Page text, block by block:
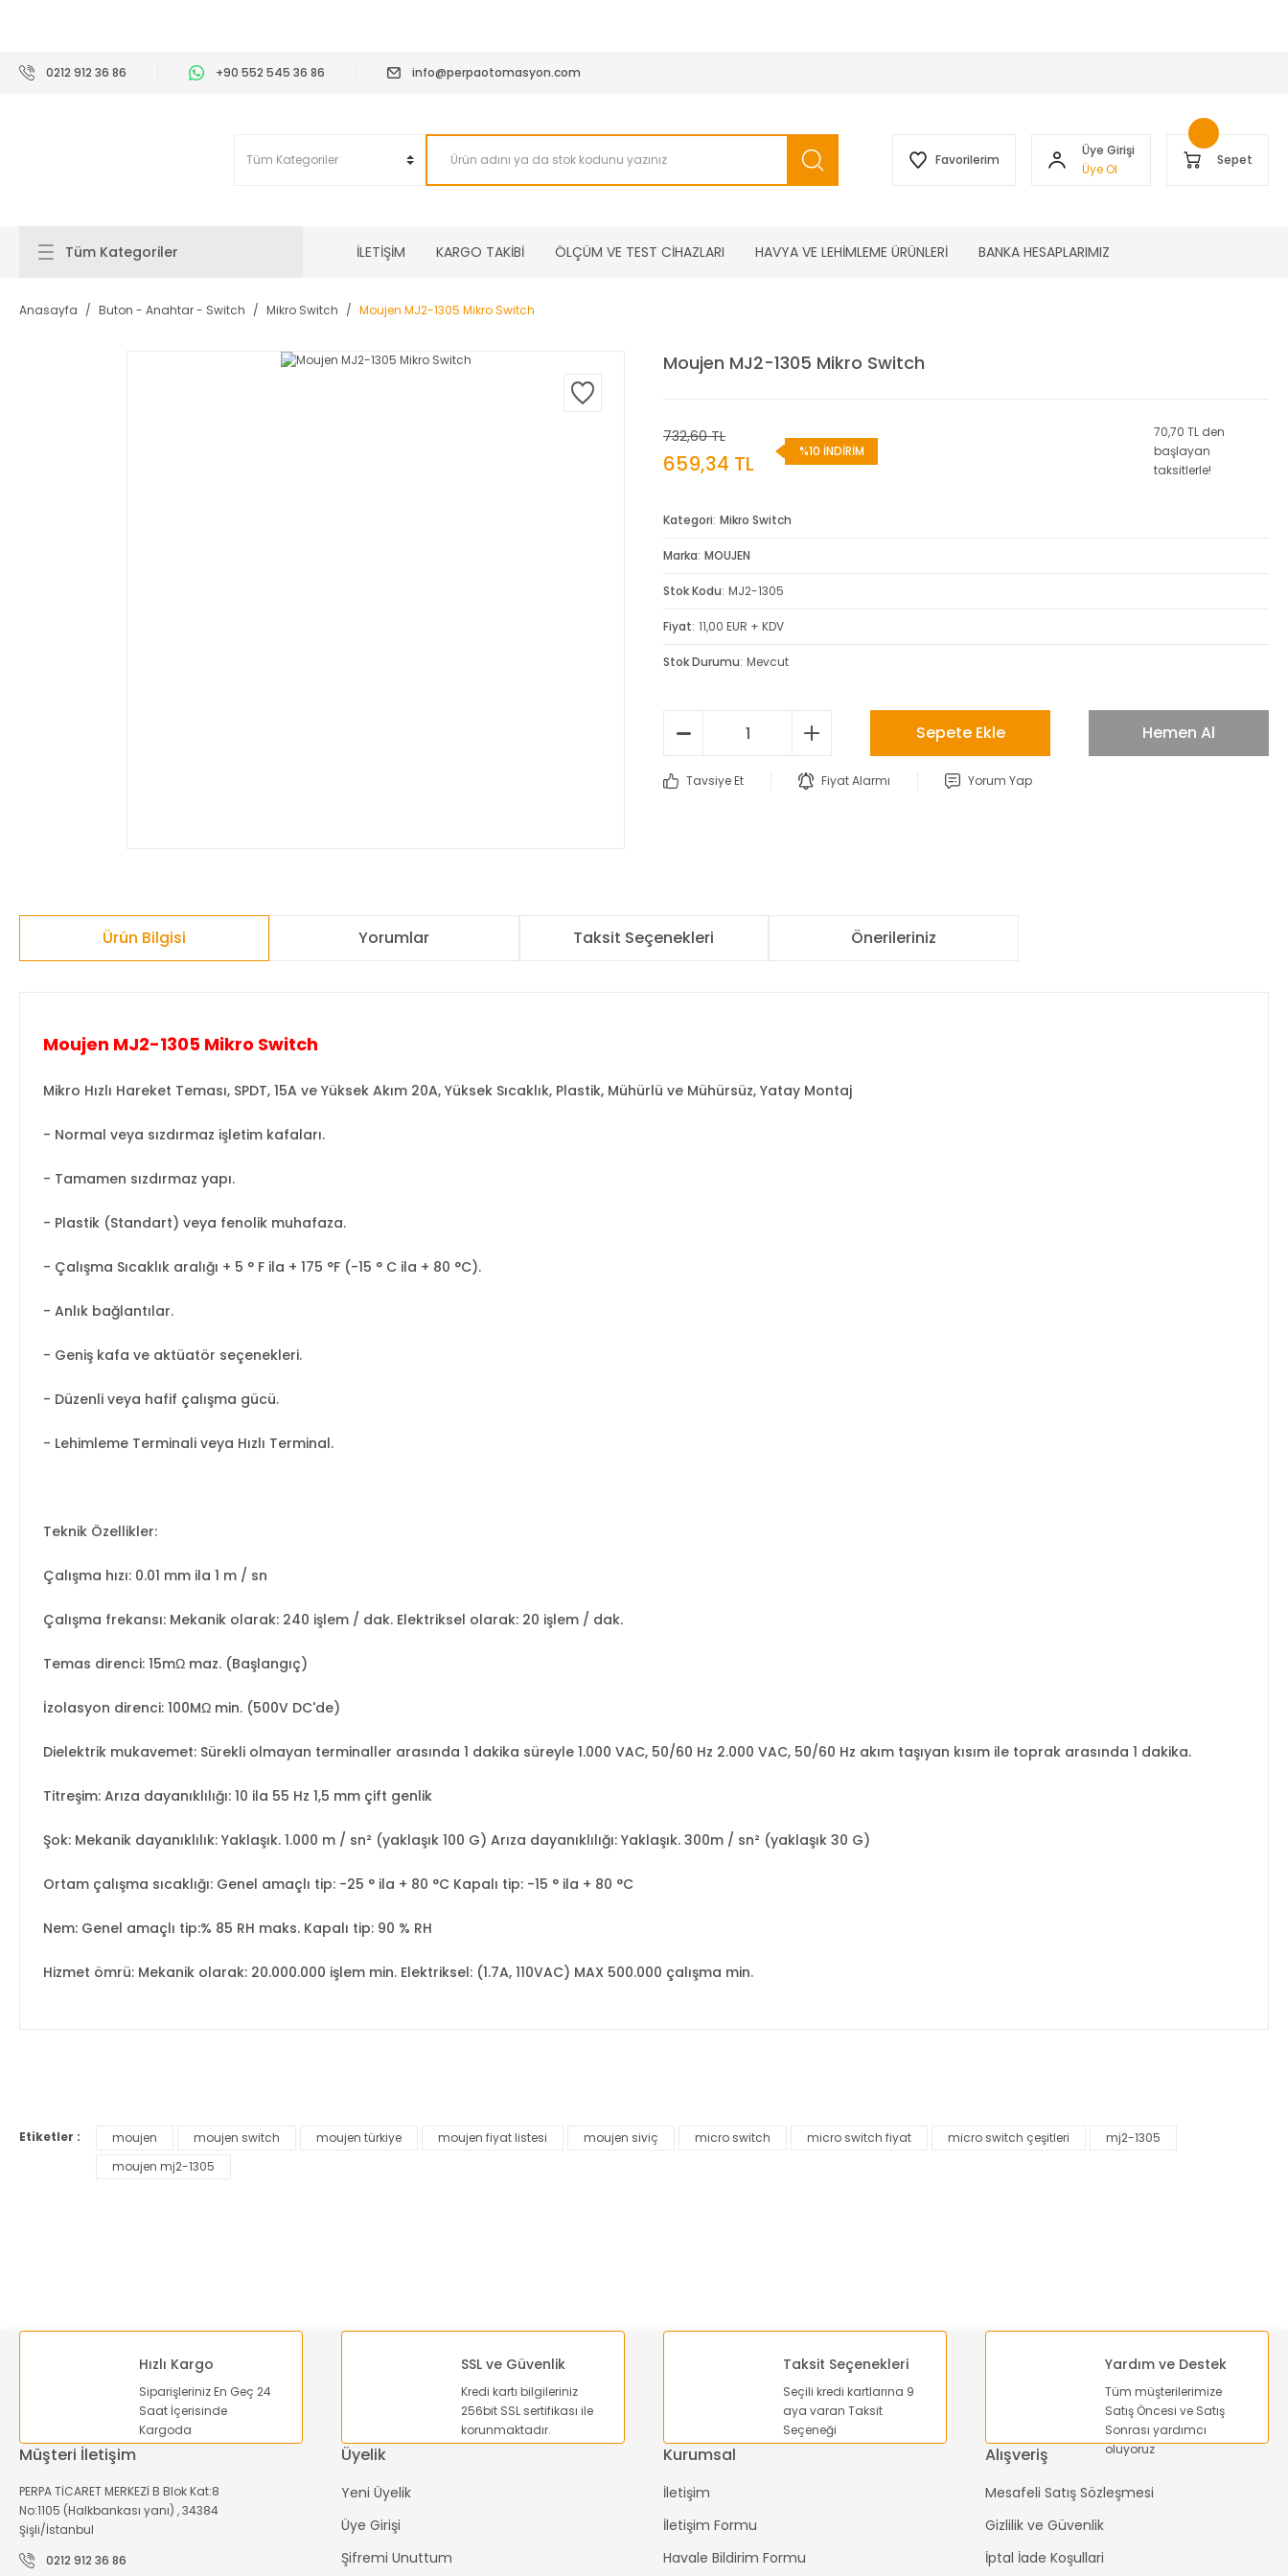
0212 912 36 86 +90 552 545 36 86 info@perpaotomasyon.com
Favorilerim
Üye Girişi
Üye Ol
Sepet
Tüm Kategoriler İLETİŞİM KARGO TAKİBİ ÖLÇÜM VE TEST CİHAZLARI HAVYA VE LEHİMLEME ÜRÜNLERİ BANKA HESAPLARIMIZ
Anasayfa Buton - Anahtar - Switch Mikro Switch Moujen MJ2-1305 Mikro Switch
Moujen MJ2-1305 Mikro Switch
732,60 TL
659,34 TL %10 İNDİRİM
70,70 TL den
başlayan
taksitlerle!
Kategori Mikro Switch
Marka MOUJEN
Stok Kodu MJ2-1305
Fiyat 11,00 EUR + KDV
Stok Durumu Mevcut
Sepete Ekle Hemen Al
Tavsiye Et Fiyat Alarmı Yorum Yap
Ürün Bilgisi Yorumlar Taksit Seçenekleri Önerileriniz
Moujen MJ2-1305 Mikro Switch
Mikro Hızlı Hareket Teması, SPDT, 15A ve Yüksek Akım 20A, Yüksek Sıcaklık, Plastik, Mühürlü ve Mühürsüz, Yatay Montaj
- Normal veya sızdırmaz işletim kafaları.
- Tamamen sızdırmaz yapı.
- Plastik (Standart) veya fenolik muhafaza.
- Çalışma Sıcaklık aralığı + 5 ° F ila + 175 °F (-15 ° C ila + 80 °C).
- Anlık bağlantılar.
- Geniş kafa ve aktüatör seçenekleri.
- Düzenli veya hafif çalışma gücü.
- Lehimleme Terminali veya Hızlı Terminal.
Teknik Özellikler:
Çalışma hızı: 0.01 mm ila 1 m / sn
Çalışma frekansı: Mekanik olarak: 240 işlem / dak. Elektriksel olarak: 20 işlem / dak.
Temas direnci: 15mΩ maz. (Başlangıç)
İzolasyon direnci: 100MΩ min. (500V DC'de)
Dielektrik mukavemet: Sürekli olmayan terminaller arasında 1 dakika süreyle 1.000 VAC, 50/60 Hz 2.000 VAC, 50/60 Hz akım taşıyan kısım ile toprak arasında 1 dakika.
Titreşim: Arıza dayanıklılığı: 10 ila 55 Hz 1,5 mm çift genlik
Şok: Mekanik dayanıklılık: Yaklaşık. 1.000 m / sn² (yaklaşık 100 G) Arıza dayanıklılığı: Yaklaşık. 300m / sn² (yaklaşık 30 G)
Ortam çalışma sıcaklığı: Genel amaçlı tip: -25 ° ila + 80 °C Kapalı tip: -15 ° ila + 80 °C
Nem: Genel amaçlı tip:% 85 RH maks. Kapalı tip: 90 % RH
Hizmet ömrü: Mekanik olarak: 20.000.000 işlem min. Elektriksel: (1.7A, 110VAC) MAX 500.000 çalışma min.
Ürün resmi kalitesiz, bozuk veya görüntülenemiyor.
Ürün açıklamasında eksik bilgiler bulunuyor.
Etiketler : moujen moujen switch moujen türkiye moujen fiyat listesi moujen siviç micro switch micro switch fiyat micro switch çeşitleri
mj2-1305
moujen mj2-1305
Hızlı Kargo
Siparişleriniz En Geç 24
Saat İçerisinde
Kargoda
SSL ve Güvenlik
Kredi kartı bilgileriniz
256bit SSL sertifikası ile
korunmaktadır.
Taksit Seçenekleri
Seçili kredi kartlarına 9
aya varan Taksit
Seçeneği
Yardım ve Destek
Tüm müşterilerimize
Satış Öncesi ve Satış
Sonrası yardımcı
oluyoruz
Müşteri İletişim
PERPA TİCARET MERKEZİ B Blok Kat:8
No:1105 (Halkbankası yanı) , 34384
Şişli/İstanbul
0212 912 36 86
Üyelik
Yeni Üyelik
Üye Girişi
Şifremi Unuttum
Kurumsal
İletişim
İletişim Formu
Havale Bildirim Formu
Alışveriş
Mesafeli Satış Sözleşmesi
Gizlilik ve Güvenlik
İptal İade Koşullari